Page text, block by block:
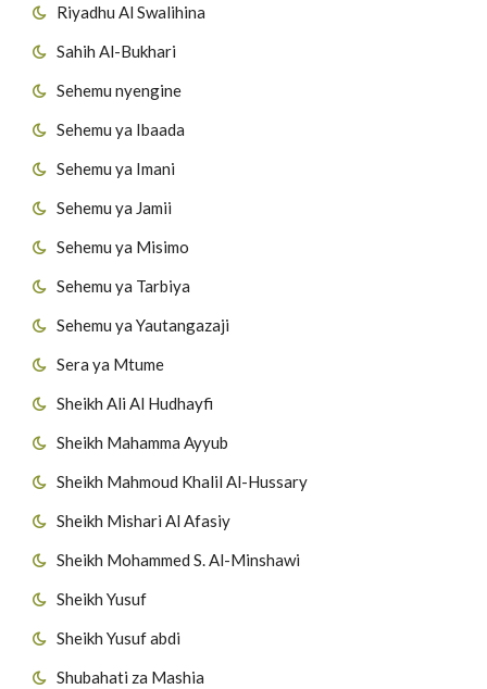
Riyadhu Al Swalihina
Sahih Al-Bukhari
Sehemu nyengine
Sehemu ya Ibaada
Sehemu ya Imani
Sehemu ya Jamii
Sehemu ya Misimo
Sehemu ya Tarbiya
Sehemu ya Yautangazaji
Sera ya Mtume
Sheikh Ali Al Hudhayfi
Sheikh Mahamma Ayyub
Sheikh Mahmoud Khalil Al-Hussary
Sheikh Mishari Al Afasiy
Sheikh Mohammed S. Al-Minshawi
Sheikh Yusuf
Sheikh Yusuf abdi
Shubahati za Mashia